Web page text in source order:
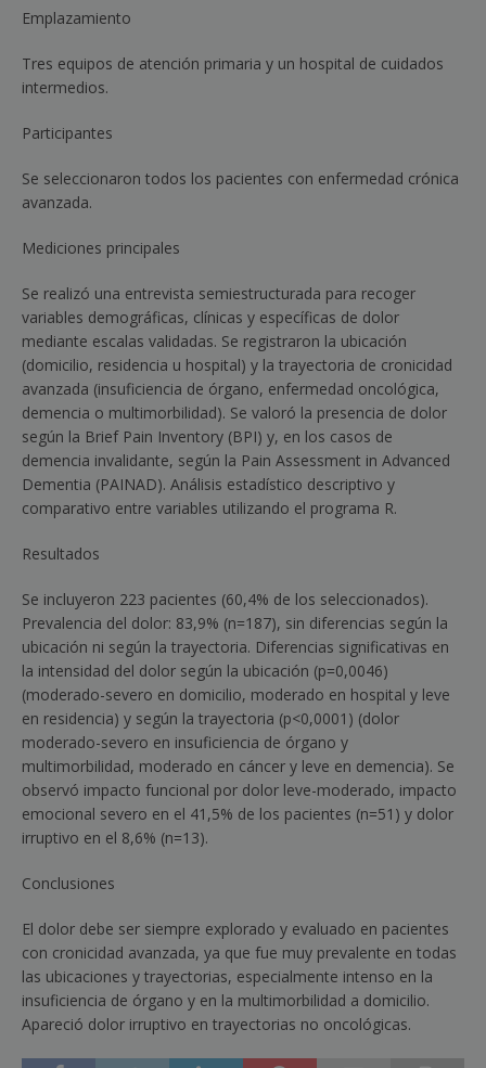
Emplazamiento
Tres equipos de atención primaria y un hospital de cuidados
intermedios.
Participantes
Se seleccionaron todos los pacientes con enfermedad crónica
avanzada.
Mediciones principales
Se realizó una entrevista semiestructurada para recoger
variables demográficas, clínicas y específicas de dolor
mediante escalas validadas. Se registraron la ubicación
(domicilio, residencia u hospital) y la trayectoria de cronicidad
avanzada (insuficiencia de órgano, enfermedad oncológica,
demencia o multimorbilidad). Se valoró la presencia de dolor
según la Brief Pain Inventory (BPI) y, en los casos de
demencia invalidante, según la Pain Assessment in Advanced
Dementia (PAINAD). Análisis estadístico descriptivo y
comparativo entre variables utilizando el programa R.
Resultados
Se incluyeron 223 pacientes (60,4% de los seleccionados).
Prevalencia del dolor: 83,9% (n=187), sin diferencias según la
ubicación ni según la trayectoria. Diferencias significativas en
la intensidad del dolor según la ubicación (p=0,0046)
(moderado-severo en domicilio, moderado en hospital y leve
en residencia) y según la trayectoria (p<0,0001) (dolor
moderado-severo en insuficiencia de órgano y
multimorbilidad, moderado en cáncer y leve en demencia). Se
observó impacto funcional por dolor leve-moderado, impacto
emocional severo en el 41,5% de los pacientes (n=51) y dolor
irruptivo en el 8,6% (n=13).
Conclusiones
El dolor debe ser siempre explorado y evaluado en pacientes
con cronicidad avanzada, ya que fue muy prevalente en todas
las ubicaciones y trayectorias, especialmente intenso en la
insuficiencia de órgano y en la multimorbilidad a domicilio.
Apareció dolor irruptivo en trayectorias no oncológicas.